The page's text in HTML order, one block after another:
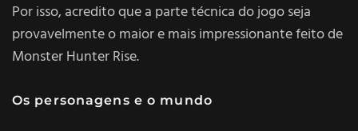
Por isso, acredito que a parte técnica do jogo seja
provavelmente o maior e mais impressionante feito de
Monster Hunter Rise.
Os personagens e o mundo